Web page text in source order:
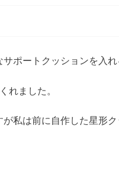
ポートクッションを入れ
れました。
私は前に自作した星形ク